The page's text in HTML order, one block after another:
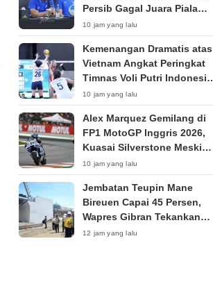
Persib Gagal Juara Piala
Presiden 2026
10 jam yang lalu
Kemenangan Dramatis atas
Vietnam Angkat Peringkat
Timnas Voli Putri Indonesia
ke Posisi 53 Dunia
10 jam yang lalu
Alex Marquez Gemilang di
FP1 MotoGP Inggris 2026,
Kuasai Silverstone Meski
Sempat Terkendala Motor
10 jam yang lalu
Jembatan Teupin Mane
Bireuen Capai 45 Persen,
Wapres Gibran Tekankan
Kualitas Pembangunan
12 jam yang lalu